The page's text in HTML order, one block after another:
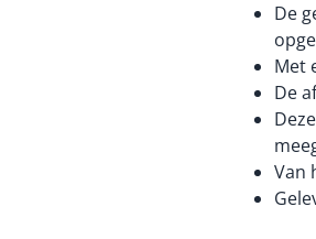
De
Met
De
Van